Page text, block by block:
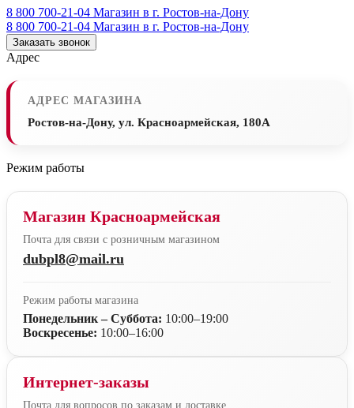
8 800 700-21-04 Магазин в г. Ростов-на-Дону
8 800 700-21-04 Магазин в г. Ростов-на-Дону
Заказать звонок
Адрес
АДРЕС МАГАЗИНА
Ростов-на-Дону, ул. Красноармейская, 180А
Режим работы
Магазин Красноармейская
Почта для связи с розничным магазином
dubpl8@mail.ru
Режим работы магазина
Понедельник – Суббота: 10:00–19:00
Воскресенье: 10:00–16:00
Интернет-заказы
Почта для вопросов по заказам и доставке